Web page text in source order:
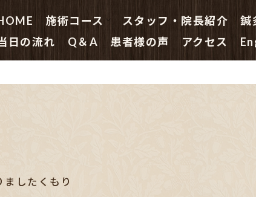
施術コース
鍼灸 初めての方へ
はり治療コース
はり・きゅう治療コース
鍼灸院の指圧マッサージコース
鍼灸主任の鍼灸特別コース
副院長総合(鍼灸)コース
院長(鍼灸・はり治療)スペシャル
スタッフ・院長紹介
鍼
日の流れ
Q＆A 患者様の声 アクセス
したくもり